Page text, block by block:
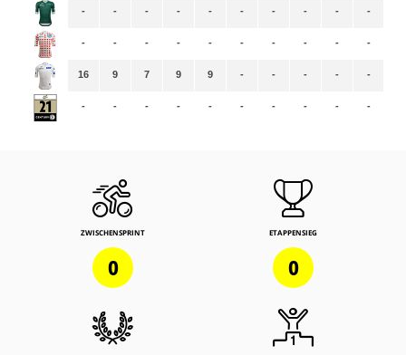
-
-
16
-
-
-
9
-
-
-
7
-
-
-
9
-
-
-
9
-
-
-
-
-
-
-
-
-
-
-
-
-
-
-
-
-
-
-
-
-
ZWISCHENSPRINT
0
ETAPPENSIEG
0